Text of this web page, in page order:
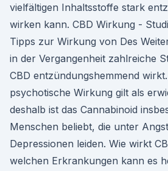
vielfältigen Inhaltsstoffe stark
wirken kann. CBD Wirkung -
Tipps zur Wirkung von Des
in der Vergangenheit zahlreiche
CBD entzündungshemmend
psychotische Wirkung gilt als
deshalb ist das Cannabinoid
Menschen beliebt, die unter
Depressionen leiden. Wie wirkt
welchen Erkrankungen kann es